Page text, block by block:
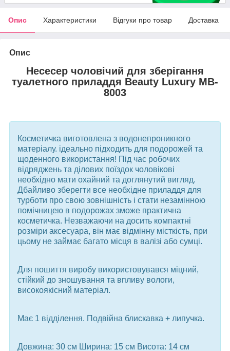
Опис Характеристики Відгуки про товар Доставка
Опис
Несесер чоловічий для зберігання
туалетного приладдя Beauty Luxury MB-
8003
Косметичка виготовлена з водонепроникного
матеріалу. ідеально підходить для подорожей та
щоденного використання! Під час робочих
відряджень та ділових поїздок чоловікові
необхідно мати охайний та доглянутий вигляд.
Дбайливо зберегти все необхідне приладдя для
турботи про свою зовнішність і стати незамінною
помічницею в подорожах зможе практична
косметичка. Незважаючи на досить компактні
розміри аксесуара, він має відмінну місткість, при
цьому не займає багато місця в валізі або сумці.
Для пошиття виробу використовувався міцний,
стійкий до зношування та впливу вологи,
високоякісний матеріал.
Має 1 відділення. Подвійна блискавка + липучка.
Довжина: 30 см Ширина: 15 см Висота: 14 см